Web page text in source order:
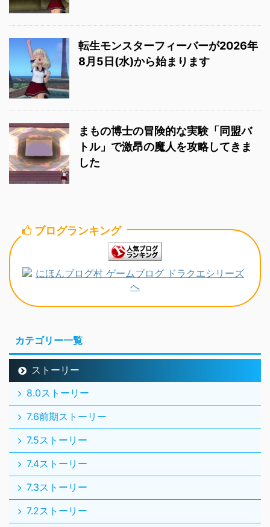
転生モンスターフィーバーが2026年
8月5日(水)から始まります
まもの博士の冒険的な実験「同盟バ
トル」で激昂の魔人を攻略してきま
した
ブログランキング
カテゴリー一覧
ストーリー
8.0ストーリー
7.6前期ストーリー
7.5ストーリー
7.4ストーリー
7.3ストーリー
7.2ストーリー